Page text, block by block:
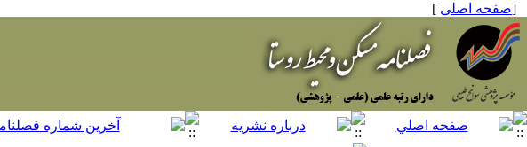
[صفحه اصلی ]